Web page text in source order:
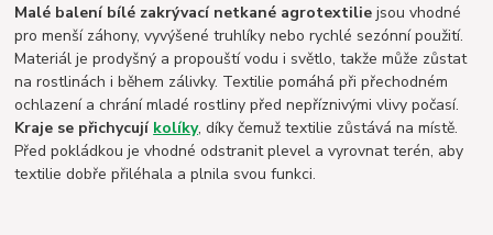
Malé balení bílé zakrývací netkané agrotextilie jsou vhodné
pro menší záhony, vyvýšené truhlíky nebo rychlé sezónní použití.
Materiál je prodyšný a propouští vodu i světlo, takže může zůstat
na rostlinách i během zálivky. Textilie pomáhá při přechodném
ochlazení a chrání mladé rostliny před nepříznivými vlivy počasí.
Kraje se přichycují kolíky, díky čemuž textilie zůstává na místě.
Před pokládkou je vhodné odstranit plevel a vyrovnat terén, aby
textilie dobře přiléhala a plnila svou funkci.